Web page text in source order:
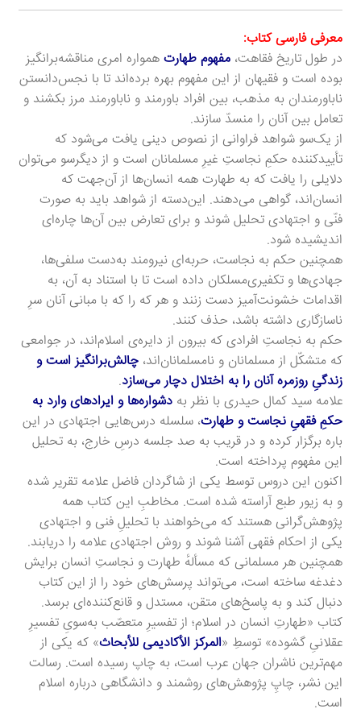
معرفی فارسی کتاب:
در طول تاریخ فقاهت، مفهوم طهارتهمواره امری مناقشه‌برانگیز
بوده است و فقیهان از این مفهوم بهره برده‌اند تا با نجس‌دانستن
ناباورمندان به مذهب، بین افراد باورمند و ناباورمند مرز بکشند و
تعامل بین آنان را منسدّ سازند.
از یک‌سو شواهد فراوانی از نصوص دینی یافت می‌شود که
تأییدکننده‌ حکمِ نجاستِ غیرِ مسلمانان است و از دیگرسو می‌توان
دلایلی را یافت که به طهارت همه‌ انسان‌ها از آن‌جهت که
انسان‌اند، گواهی می‌دهند. این‌دسته از شواهد باید به صورت
فنّی و اجتهادی تحلیل شوند و برای تعارض بین آن‌ها چاره‌ای
اندیشیده شود.
همچنین حکم به نجاست، حربه‌ای نیرومند به‌دست سلفی‌ها،
جهادی‌ها و تکفیری‌مسلکان داده است تا با استناد به آن، به
اقدامات خشونت‌آمیز دست زنند و هر که را که با مبانی آنان سرِ
ناسازگاری داشته باشد، حذف کنند.
حکم به نجاستِ افرادی که بیرون از دایره‌ی اسلام‌اند، در جوامعی
که متشکّل از مسلمانان و نامسلمانان‌اند، چالش‌برانگیز است و
زندگیِ روزمره‌ آنان را به اختلال دچار می‌سازد.
علامه سید کمال حیدری با نظر به دشواره‌ها و ایرادهای وارد به
حکمِ فقهیِ نجاست و طهارت، سلسله‌ درس‌هایی اجتهادی در این
باره برگزار کرده و در قریب به صد جلسه درسِ خارج، به تحلیل
این مفهوم پرداخته است.
اکنون این دروس توسط یکی از شاگردان فاضل علامه تقریر شده
و به زیور طبع آراسته شده است. مخاطبِ این کتاب همه‌
پژوهش‌گرانی هستند که می‌خواهند با تحلیلِ فنی و اجتهادی
یکی از احکام فقهی آشنا شوند و روش اجتهادی علامه را دریابند.
همچنین هر مسلمانی که مسألهٔ طهارت و نجاستِ انسان برایش
دغدغه‌ ساخته است، می‌تواند پرسش‌های خود را از این کتاب
دنبال کند و به پاسخ‌های متقن، مستدل و قانع‌کننده‌ای برسد.
کتاب «طهارتِ انسان در اسلام؛ از تفسیرِ متعصّب به‌سویِ تفسیرِ
عقلانیِ گشوده» توسطِ «المرکز الأکادیمی للأبحاث» که یکی از
مهم‌ترین ناشران جهان عرب است، به چاپ رسیده است. رسالت
این نشر، چاپِ پژوهش‌های روشمند و دانشگاهی درباره‌ اسلام
است.